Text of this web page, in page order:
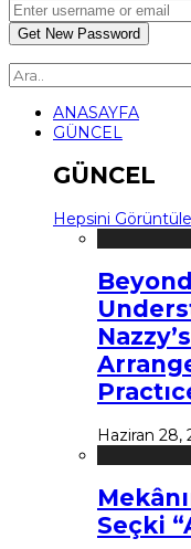
ANASAYFA
GÜNCEL
GÜNCEL
Hepsini Görüntüle
Haziran 28,
Seçki